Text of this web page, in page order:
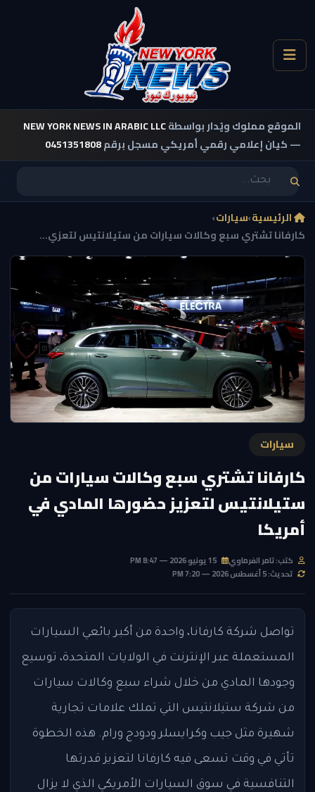
الموقع مملوك ويُدار بواسطةNEW YORK NEWS IN ARABIC LLC
— كيان إعلامي رقمي أمريكي مسجل برقم0451351808
الرئيسية›سيارات›
كارفانا تشتري سبع وكالات سيارات من ستيلانتيس لتعزي...
سيارات
كارفانا تشتري سبع وكالات سيارات من
ستيلانتيس لتعزيز حضورها المادي في
أمريكا
كتب: تامر الفرماوي
تحديث: 5 أغسطس 2026 — 7:20 PM
تواصل شركة كارفانا، واحدة من أكبر بائعي السيارات
المستعملة عبر الإنترنت في الولايات المتحدة، توسيع
وجودها المادي من خلال شراء سبع وكالات سيارات
من شركة ستيلانتيس التي تملك علامات تجارية
شهيرة مثل جيب وكرايسلر ودودج ورام. هذه الخطوة
تأتي في وقت تسعى فيه كارفانا لتعزيز قدرتها
التنافسية في سوق السيارات الأمريكي الذي لا يزال